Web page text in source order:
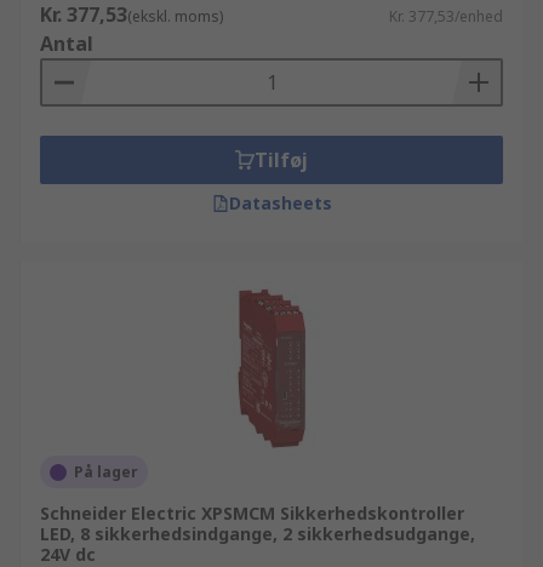
Kr. 377,53(ekskl. moms) Kr. 377,53/enhed
Antal
Tilføj
Datasheets
På lager
Schneider Electric XPSMCM Sikkerhedskontroller
LED, 8 sikkerhedsindgange, 2 sikkerhedsudgange,
24V dc